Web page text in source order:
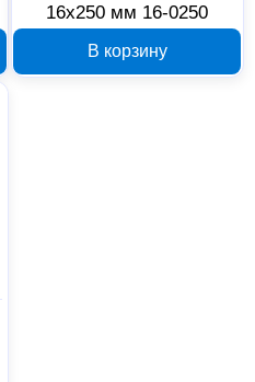
16x250 мм 16-0250
В корзину